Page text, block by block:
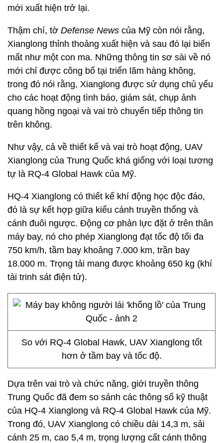
mới xuất hiện trở lại.
Thậm chí, tờ Defense News của Mỹ còn nói rằng,
Xianglong thỉnh thoảng xuất hiện và sau đó lại biến
mất như một con ma. Những thông tin sơ sài về nó
mới chỉ được công bố tại triển lãm hàng không,
trong đó nói rằng, Xianglong được sử dụng chủ yếu
cho các hoạt động tình báo, giám sát, chụp ảnh
quang hồng ngoại và vai trò chuyển tiếp thông tin
trên không.
Như vậy, cả về thiết kế và vai trò hoạt động, UAV
Xianglong của Trung Quốc khá giống với loại tương
tự là RQ-4 Global Hawk của Mỹ.
HQ-4 Xianglong có thiết kế khí động học độc đáo,
đó là sự kết hợp giữa kiểu cánh truyền thống và
cánh đuôi ngược. Động cơ phản lực đặt ở trên thân
máy bay, nó cho phép Xianglong đạt tốc độ tối đa
750 km/h, tầm bay khoảng 7.000 km, trần bay
18.000 m. Trọng tải mang được khoảng 650 kg (khí
tài trinh sát điện tử).
So với RQ-4 Global Hawk, UAV Xianglong tốt
hơn ở tầm bay và tốc độ.
Dựa trên vai trò và chức năng, giới truyền thông
Trung Quốc đã đem so sánh các thông số kỹ thuật
của HQ-4 Xianglong và RQ-4 Global Hawk của Mỹ.
Trong đó, UAV Xianglong có chiều dài 14,3 m, sải
cánh 25 m, cao 5,4 m, trọng lượng cất cánh thông